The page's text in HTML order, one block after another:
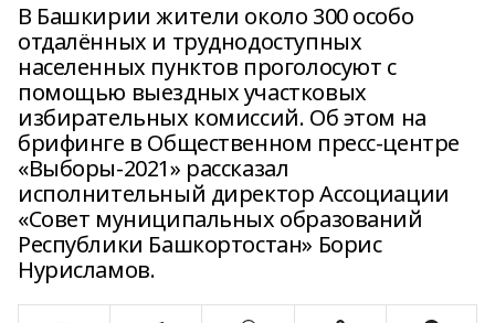
В Башкирии жители около 300 особо
отдалённых и труднодоступных
населенных пунктов проголосуют с
помощью выездных участковых
избирательных комиссий. Об этом на
брифинге в Общественном пресс-центре
«Выборы-2021» рассказал
исполнительный директор Ассоциации
«Совет муниципальных образований
Республики Башкортостан» Борис
Нурисламов.